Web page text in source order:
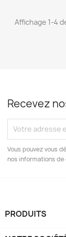
Affichage 1-4
Recevez
Vous pouvez vous
nos informations
PRODUITS